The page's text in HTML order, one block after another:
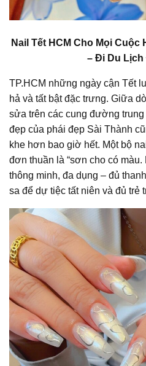
Nail Tết HCM Cho Mọi
– Đi Du
TP.HCM những ngày cận Tết
hả và tất bật đặc trưng. Giữa
sửa trên các cung đường
đẹp của phái đẹp Sài Thành
khe hơn bao giờ hết. Một bộ
đơn thuần là “sơn cho có màu.
thông minh, đa dụng – đủ
sa để dự tiệc tất niên và đủ trẻ